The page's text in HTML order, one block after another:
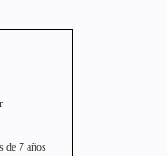
de 7 años